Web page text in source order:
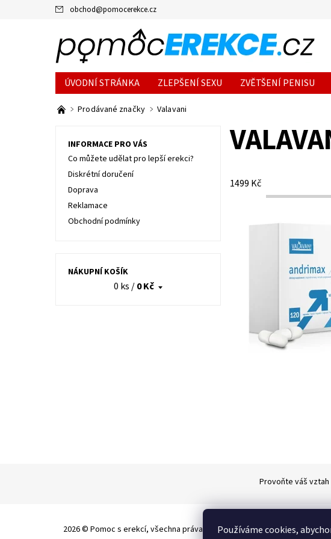
obchod@pomocerekce.cz
ÚVODNÍ STRÁNKA ZLEPŠENÍ SEXU ZVĚTŠENÍ PENISU
Prodávané značky Valavani
1499 Kč
INFORMACE PRO VÁS
Co můžete udělat pro lepší erekci?
Diskrétní doručení
Doprava
Reklamace
Obchodní podmínky
NÁKUPNÍ KOŠÍK
0 ks /0 Kč
Provoňte váš vztah
2026 © Pomoc s erekcí, všechna práva vyhrazenaPoužíváme cookies,